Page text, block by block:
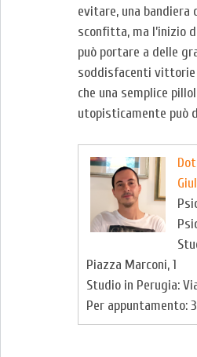
evitare, una bandiera
sconfitta, ma l’inizio
può portare a delle
soddisfacenti vittorie
che una semplice
utopisticamente può
Piazza Marconi, 1
Studio in Perugia:
Per appuntamento: